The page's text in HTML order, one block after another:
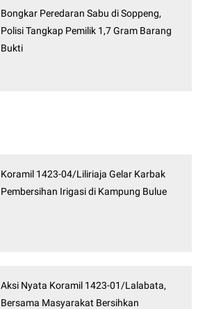
Bongkar Peredaran Sabu di Soppeng,
Polisi Tangkap Pemilik 1,7 Gram Barang
Bukti
Koramil 1423-04/Liliriaja Gelar Karbak
Pembersihan Irigasi di Kampung Bulue
Aksi Nyata Koramil 1423-01/Lalabata,
Bersama Masyarakat Bersihkan